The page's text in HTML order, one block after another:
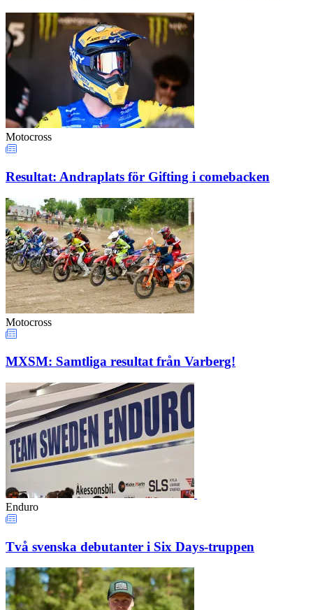
Motocross
Resultat: Andraplats för Gifting i comebacken
Motocross
MXSM: Samtliga resultat från Varberg!
Enduro
Två svenska debutanter i Six Days-truppen